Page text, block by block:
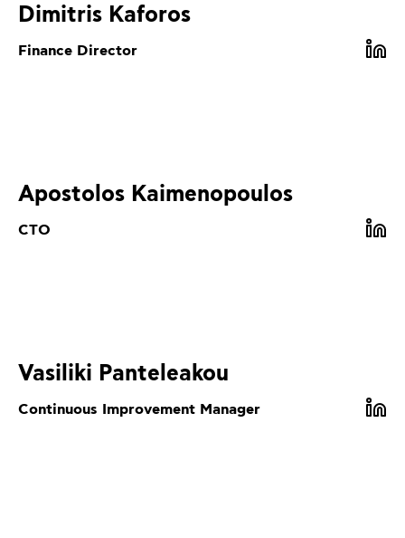
Dimitris Kaforos
Finance Director
Apostolos Kaimenopoulos
CTO
Vasiliki Panteleakou
Continuous Improvement Manager